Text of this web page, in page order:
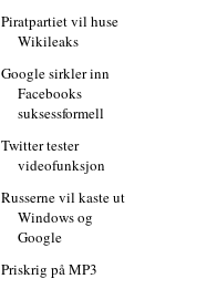
Piratpartiet vil huse
Wikileaks
Google sirkler inn
Facebooks
suksessformell
Twitter tester
videofunksjon
Russerne vil kaste ut
Windows og
Google
Priskrig på MP3